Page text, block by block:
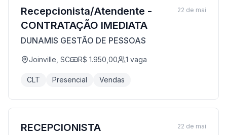
Recepcionista/Atendente -
CONTRATAÇÃO IMEDIATA
DUNAMIS GESTÃO DE PESSOAS
Joinville, SC R$ 1.950,00 1 vaga
CLT Presencial Vendas
22 de mai
RECEPCIONISTA
22 de mai